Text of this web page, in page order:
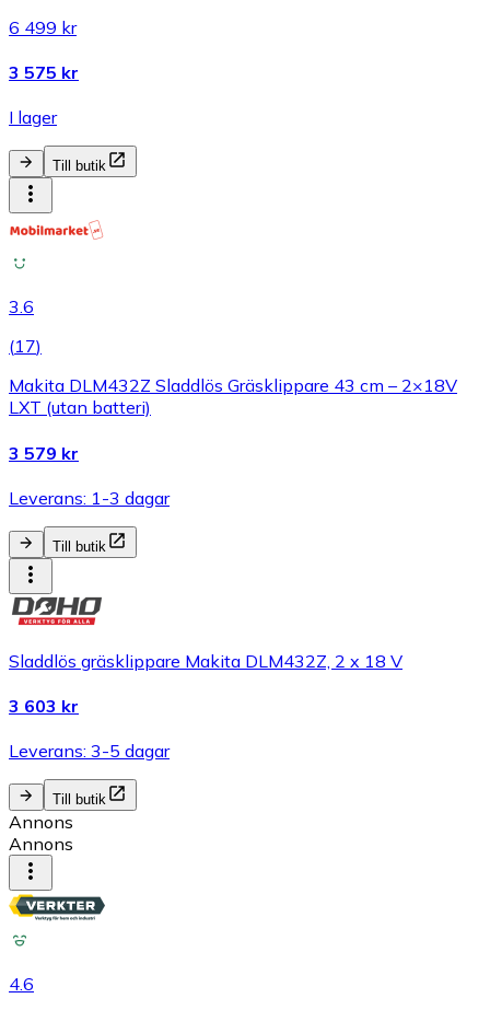
6 499 kr
3 575 kr
I lager
Till butik
3.6
(17)
Makita DLM432Z Sladdlös Gräsklippare 43 cm – 2×18V
LXT (utan batteri)
3 579 kr
Leverans: 1-3 dagar
Till butik
Sladdlös gräsklippare Makita DLM432Z, 2 x 18 V
3 603 kr
Leverans: 3-5 dagar
Till butik
Annons
Annons
4.6